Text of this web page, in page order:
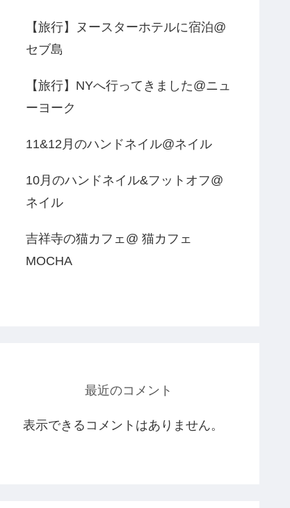
【旅行】ヌースターホテルに宿泊@
セブ島
【旅行】NYへ行ってきました@ニュ
ーヨーク
11&12月のハンドネイル@ネイル
10月のハンドネイル&フットオフ@
ネイル
吉祥寺の猫カフェ@ 猫カフェ
MOCHA
最近のコメント
表示できるコメントはありません。